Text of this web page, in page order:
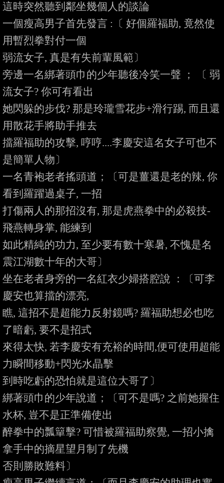
這時突然聽到鄰坐幾個人的談論
一個瘦高男子首先發言 :〔 好個羅福助, 竟然使
用暫烈拳對付一個
弱流女子, 真是有失前輩風範〕
旁邊一名綁著頭巾的少年聽後冷笑一聲 ； 〔 弱
流女子? 你可有看出
她閃躲的步伐? 那是玲瓏雪花步+滑行踢, 而且還
用散花手將助手推去
擋羅福助的攻擊, 哼哼....李慶安這名女子可也不
是簡單人物〕
一名青袍老者搖頭道；〔可是薑還是老的辣, 你
看到羅躍過桌子, 一招
打傷兩人的那招沒有, 那是虎燕拳中的必殺技-
飛燕轉身掌, 能練到
如此精純的功力, 至少要有數十寒暑, 不愧是名
震江湖數十年的大哥〕
坐在老者身旁的一名紅衣少婦搭腔說 ：〔可李
慶安也算擋的漂亮,
瞧, 這招不是超能力反射鏡嗎? 羅福助想必也吃
了暗虧, 要不是招式
來得太快, 若李慶安有充裕的時間,便可使用超能
力瞬間移動+閃光水晶擊
到時吃虧的恐怕就是這位大哥了〕
綁著頭巾的少年說道；〔可不是嗎? 之前她握住
水杯, 豈不是正準備使出
醉拳中的瓢簞擊? 可惜被羅福助察覺, 一招小擒
拿手中的摘星望月制了先機
否則勝敗難料〕